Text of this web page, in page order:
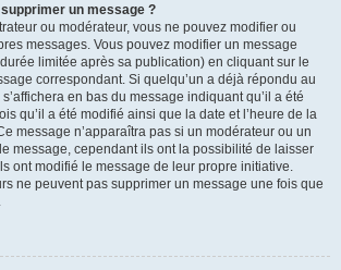
un message ?
ou modérateur, vous ne pouvez modifier ou
messages. Vous pouvez modifier un message
limitée après sa publication) en cliquant sur le
correspondant. Si quelqu’un a déjà répondu au
en bas du message indiquant qu’il a été
qu’il a été modifié ainsi que la date et l’heure de la
message n’apparaîtra pas si un modérateur ou un
message, cependant ils ont la possibilité de laisser
ont modifié le message de leur propre initiative.
ne peuvent pas supprimer un message une fois que